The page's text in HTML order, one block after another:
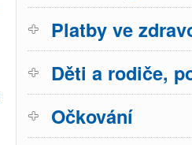
Platby ve
Děti a rodiče,
Očkování